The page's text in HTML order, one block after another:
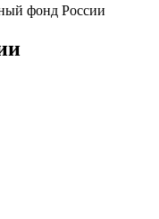
фонд России